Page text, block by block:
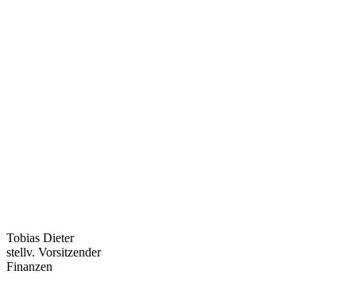
Tobias Dieter
stellv. Vorsitzender
Finanzen